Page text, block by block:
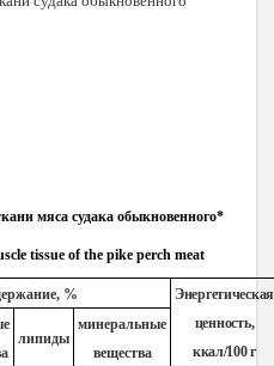
мяса судака обыкновенного*
tissue of the pike perch meat
%
Энергетическая
ценность,
ккал/100 г
липиды
минеральные
вещества